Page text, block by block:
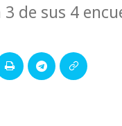
de sus 4